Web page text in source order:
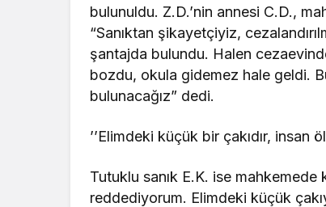
bulunuldu. Z.D.’nin annesi C.D.,
“Sanıktan şikayetçiyiz,
şantajda bulundu. Halen
bozdu, okula gidemez hale geldi.
bulunacağız” dedi.
’’Elimdeki küçük bir çakıdır, insan
Tutuklu sanık E.K. ise mahkemede
reddediyorum. Elimdeki küçük